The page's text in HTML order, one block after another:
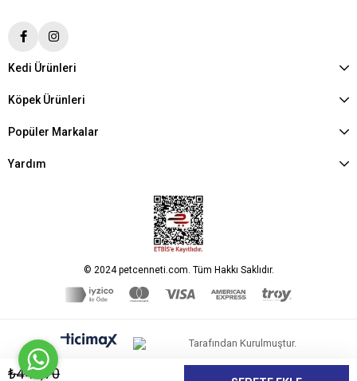
Kedi Ürünleri
Köpek Ürünleri
Popüler Markalar
Yardım
© 2024 petcenneti.com. Tüm Hakkı Saklıdır.
Tarafından Kurulmuştur.
₺443,70